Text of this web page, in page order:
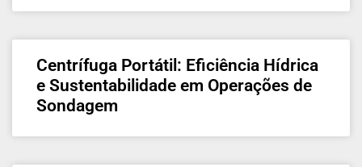
Centrífuga Portátil: Eficiência Hídrica
e Sustentabilidade em Operações de
Sondagem